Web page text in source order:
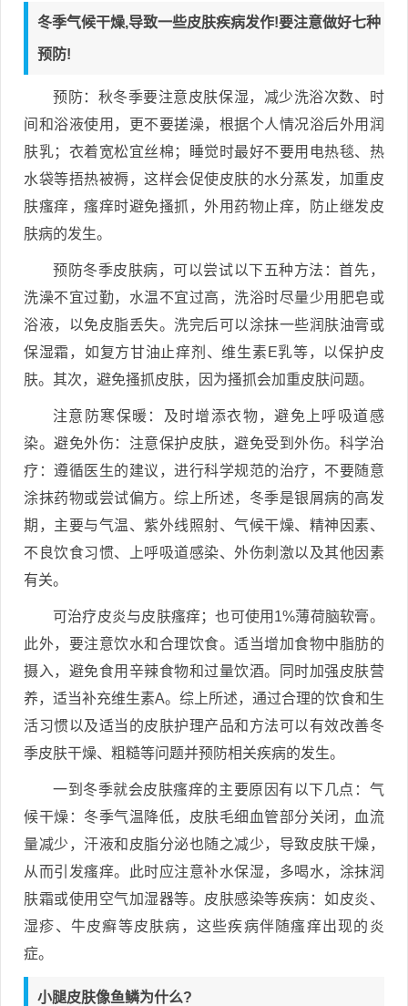
冬季气候干燥,导致一些皮肤疾病发作!要注意做好七种
预防!
预防：秋冬季要注意皮肤保湿，减少洗浴次数、时
间和浴液使用，更不要搓澡，根据个人情况浴后外用润
肤乳；衣着宽松宜丝棉；睡觉时最好不要用电热毯、热
水袋等捂热被褥，这样会促使皮肤的水分蒸发，加重皮
肤瘙痒，瘙痒时避免搔抓，外用药物止痒，防止继发皮
肤病的发生。
预防冬季皮肤病，可以尝试以下五种方法：首先，
洗澡不宜过勤，水温不宜过高，洗浴时尽量少用肥皂或
浴液，以免皮脂丢失。洗完后可以涂抹一些润肤油膏或
保湿霜，如复方甘油止痒剂、维生素E乳等，以保护皮
肤。其次，避免搔抓皮肤，因为搔抓会加重皮肤问题。
注意防寒保暖：及时增添衣物，避免上呼吸道感
染。避免外伤：注意保护皮肤，避免受到外伤。科学治
疗：遵循医生的建议，进行科学规范的治疗，不要随意
涂抹药物或尝试偏方。综上所述，冬季是银屑病的高发
期，主要与气温、紫外线照射、气候干燥、精神因素、
不良饮食习惯、上呼吸道感染、外伤刺激以及其他因素
有关。
可治疗皮炎与皮肤瘙痒；也可使用1%薄荷脑软膏。
此外，要注意饮水和合理饮食。适当增加食物中脂肪的
摄入，避免食用辛辣食物和过量饮酒。同时加强皮肤营
养，适当补充维生素A。综上所述，通过合理的饮食和生
活习惯以及适当的皮肤护理产品和方法可以有效改善冬
季皮肤干燥、粗糙等问题并预防相关疾病的发生。
一到冬季就会皮肤瘙痒的主要原因有以下几点：气
候干燥：冬季气温降低，皮肤毛细血管部分关闭，血流
量减少，汗液和皮脂分泌也随之减少，导致皮肤干燥，
从而引发瘙痒。此时应注意补水保湿，多喝水，涂抹润
肤霜或使用空气加湿器等。皮肤感染等疾病：如皮炎、
湿疹、牛皮癣等皮肤病，这些疾病伴随瘙痒出现的炎
症。
小腿皮肤像鱼鳞为什么?